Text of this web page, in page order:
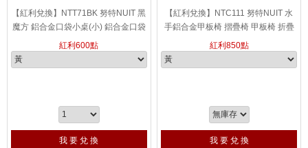
【紅利兌換】NTT71BK 努特NUIT 黑
魔方 鋁合金口袋小桌(小) 鋁合金口袋
小桌 輕量 隨身 帳棚小桌 桌上桌 摺疊
桌 折疊桌 摺合桌 折合桌 休閒桌 方塊
桌
紅利600點
我 要 兌 換
【紅利兌換】NTC111 努特NUIT 水
手鋁合金甲板椅 摺疊椅 甲板椅 折疊
椅 扶手椅 單人椅 露營 野餐
紅利850點
我 要 兌 換